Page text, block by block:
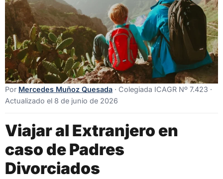
Por Mercedes Muñoz Quesada · Colegiada ICAGR Nº 7.423 ·
Actualizado el 8 de junio de 2026
Viajar al Extranjero en
caso de Padres
Divorciados